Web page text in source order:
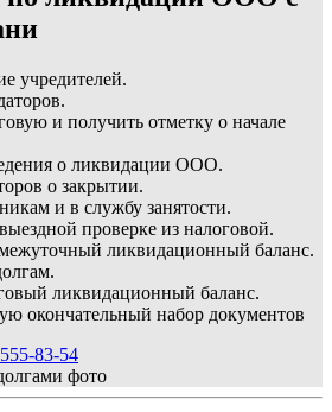
учредителей.
и получить отметку о начале
о ликвидации ООО.
о закрытии.
и в службу занятости.
проверке из налоговой.
ликвидационный баланс.
ликвидационный баланс.
окончательный набор документов
83-54